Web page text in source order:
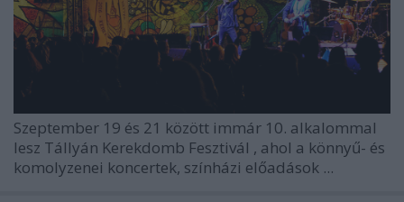
Szeptember 19 és 21 között immár 10. alkalommal
lesz Tállyán Kerekdomb Fesztivál , ahol a könnyű- és
komolyzenei koncertek, színházi előadások ...